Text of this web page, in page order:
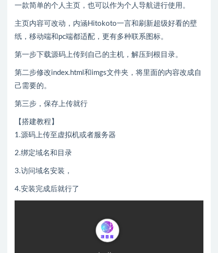
一款简单的个人主页，也可以作为个人导航进行使用。
主页内容可改动，内涵Hitokoto一言和刷新超级好看的壁
纸，移动端和pc端都适配，更有多种联系图标。
第一步下载源码上传到自己的主机，解压到根目录。
第二步修改index.html和imgs文件夹，将里面的内容改成自
己需要的。
第三步，保存上传就行
【搭建教程】
1.源码上传至虚拟机或者服务器
2.绑定域名和目录
3.访问域名安装，
4.安装完成后就行了